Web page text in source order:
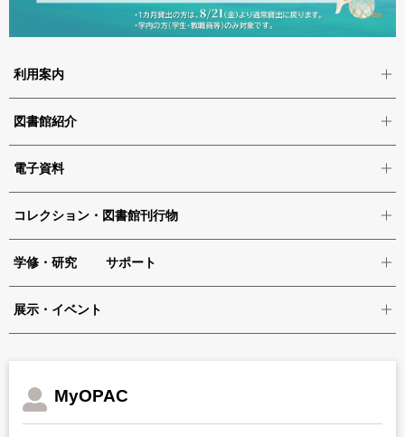
利用案内
図書館紹介
電子資料
コレクション・図書館刊行物
学修・研究 サポート
展示・イベント
MyOPAC